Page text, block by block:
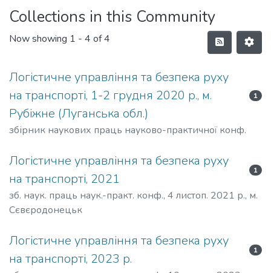
Collections in this Community
Now showing 1 - 4 of 4
Логістичне управління та безпека руху
на транспорті, 1-2 грудня 2020 р., м.
Рубіжне (Луганська обл.)
1
збірник наукових праць науково-практичної конф.
Логістичне управління та безпека руху
на транспорті, 2021
1
зб. наук. праць наук.-практ. конф., 4 листоп. 2021 р., м.
Сєвєродонецьк
Логістичне управління та безпека руху
на транспорті, 2023 р.
1